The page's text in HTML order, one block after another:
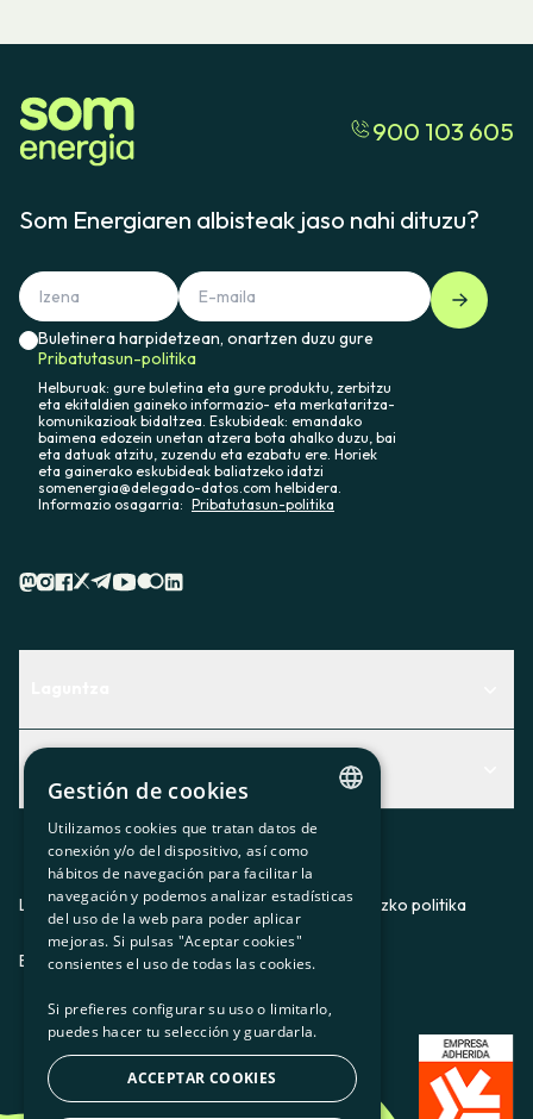
900 103 605
Som Energiaren albisteak jaso nahi dituzu?
Buletinera harpidetzean, onartzen duzu gure
Pribatutasun-politika
Helburuak: gure buletina eta gure produktu, zerbitzu
eta ekitaldien gaineko informazio- eta merkataritza-
komunikazioak bidaltzea. Eskubideak: emandako
baimena edozein unetan atzera bota ahalko duzu, bai
eta datuak atzitu, zuzendu eta ezabatu ere. Horiek
eta gainerako eskubideak baliatzeko idatzi
somenergia@delegado-datos.com helbidera.
Informazio osagarria: Pribatutasun-politika
Aurkitu zerbitzurik egokiena zuretzat
Contacto
Albisteak
Bazkideen txokoa
Prentsa
Gurekin lan egin
Lege-oharraPribatutasun-politikaCookieei buruzko politika
ES CAGLEU
CATALAN
SPANISH
GL
BASQUE
Gestión de cookies
Utilizamos cookies que tratan datos de
conexión y/o del dispositivo, así como
hábitos de navegación para facilitar la
navegación y podemos analizar estadísticas
del uso de la web para poder aplicar
mejoras. Si pulsas "Aceptar cookies"
consientes el uso de todas las cookies.
Si prefieres configurar su uso o limitarlo,
puedes hacer tu selección y guardarla.
ACCEPTAR COOKIES